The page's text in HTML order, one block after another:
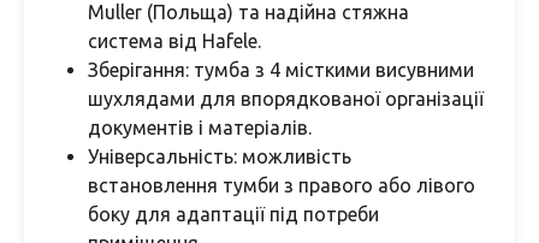
Muller (Польща) та надійна стяжна
система від Hafele.
Зберігання: тумба з 4 місткими висувними
шухлядами для впорядкованої організації
документів і матеріалів.
Універсальність: можливість
встановлення тумби з правого або лівого
боку для адаптації під потреби